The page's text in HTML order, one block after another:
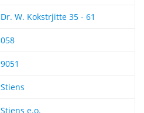
Dr. W. Kokstrjitte 35 - 61
058
9051
Stiens
Stiens e.o.